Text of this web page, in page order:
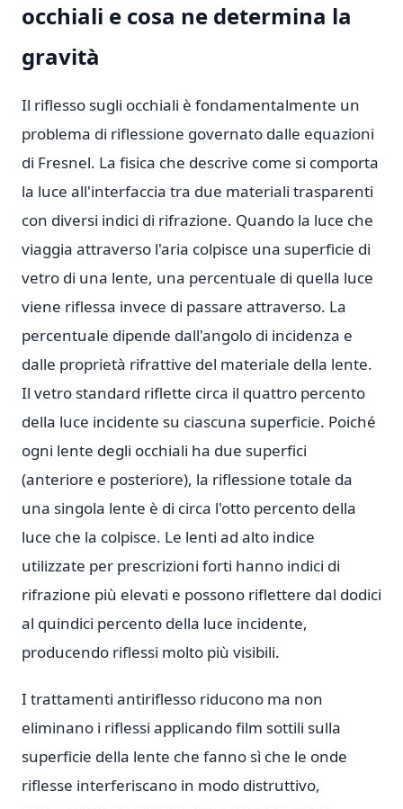
occhiali e cosa ne determina la
gravità
Il riflesso sugli occhiali è fondamentalmente un
problema di riflessione governato dalle equazioni
di Fresnel. La fisica che descrive come si comporta
la luce all'interfaccia tra due materiali trasparenti
con diversi indici di rifrazione. Quando la luce che
viaggia attraverso l'aria colpisce una superficie di
vetro di una lente, una percentuale di quella luce
viene riflessa invece di passare attraverso. La
percentuale dipende dall'angolo di incidenza e
dalle proprietà rifrattive del materiale della lente.
Il vetro standard riflette circa il quattro percento
della luce incidente su ciascuna superficie. Poiché
ogni lente degli occhiali ha due superfici
(anteriore e posteriore), la riflessione totale da
una singola lente è di circa l'otto percento della
luce che la colpisce. Le lenti ad alto indice
utilizzate per prescrizioni forti hanno indici di
rifrazione più elevati e possono riflettere dal dodici
al quindici percento della luce incidente,
producendo riflessi molto più visibili.
I trattamenti antiriflesso riducono ma non
eliminano i riflessi applicando film sottili sulla
superficie della lente che fanno sì che le onde
riflesse interferiscano in modo distruttivo,